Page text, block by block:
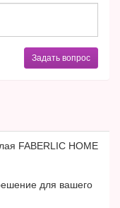
Задать вопрос
FABERLIC HOME
для вашего